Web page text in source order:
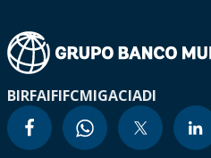
BIRFAIFIFCMIGACIADI